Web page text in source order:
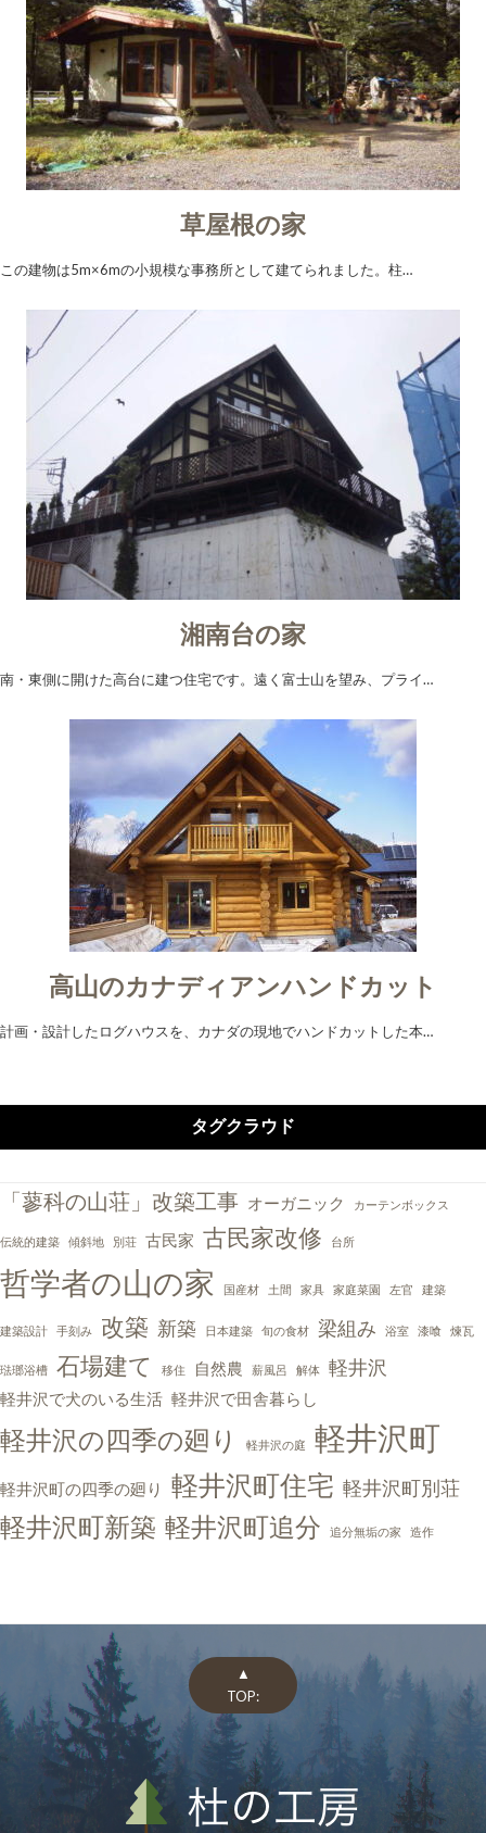
草屋根の家
この建物は5m×6mの小規模な事務所として建てられました。柱…
湘南台の家
南・東側に開けた高台に建つ住宅です。遠く富士山を望み、プライ…
高山のカナディアンハンドカット
計画・設計したログハウスを、カナダの現地でハンドカットした本…
タグクラウド
「蓼科の山荘」改築工事 オーガニック カーテンボックス
伝統的建築 傾斜地 別荘 古民家 古民家改修 台所
哲学者の山の家 国産材 土間 家具 家庭菜園 左官 建築
建築設計 手刻み 改築 新築 日本建築 旬の食材 梁組み 浴室 漆喰 煉瓦
琺瑯浴槽 石場建て 移住 自然農 薪風呂 解体 軽井沢
軽井沢で犬のいる生活 軽井沢で田舎暮らし
軽井沢の四季の廻り 軽井沢の庭 軽井沢町
軽井沢町の四季の廻り 軽井沢町住宅 軽井沢町別荘
軽井沢町新築 軽井沢町追分 追分無垢の家 造作
▲
TOP: